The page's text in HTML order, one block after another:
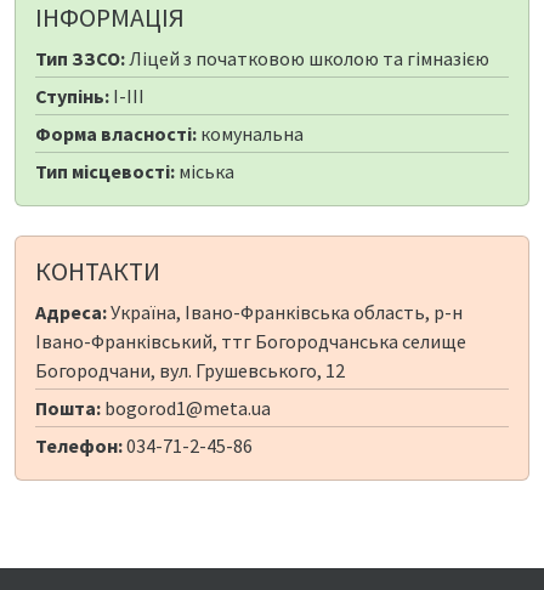
ІНФОРМАЦІЯ
Тип ЗЗСО:Ліцей з початковою школою та гімназією
Ступінь: I-III
Форма власності: комунальна
Тип місцевості: міська
КОНТАКТИ
Адреса:Україна, Івано-Франківська область, р-н
Івано-Франківський, ттг Богородчанська селище
Богородчани, вул. Грушевського, 12
Пошта: bogorod1@meta.ua
Телефон:034-71-2-45-86